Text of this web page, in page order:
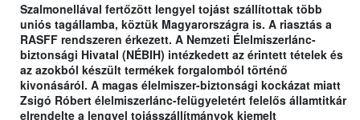
Szalmonellával fertőzött lengyel tojást szállítottak több
uniós tagállamba, köztük Magyarországra is. A riasztás a
RASFF rendszeren érkezett. A Nemzeti Élelmiszerlánc-
biztonsági Hivatal (NÉBIH) intézkedett az érintett tételek és
az azokból készült termékek forgalomból történő
kivonásáról. A magas élelmiszer-biztonsági kockázat miatt
Zsigó Róbert élelmiszerlánc-felügyeletért felelős államtitkár
elrendelte a lengyel tojásszállítmányok kiemelt